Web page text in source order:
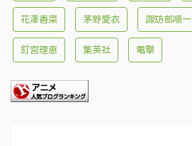
花澤香菜 茅野愛衣 諏訪部順一
釘宮理恵 集英社 電撃